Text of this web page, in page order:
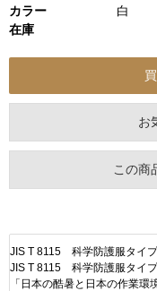
カラー
白
在庫
お
この商
JIS T 8115 科学防護服タイ
JIS T 8115 科学防護服タイ
「日本の酷暑と日本の作業